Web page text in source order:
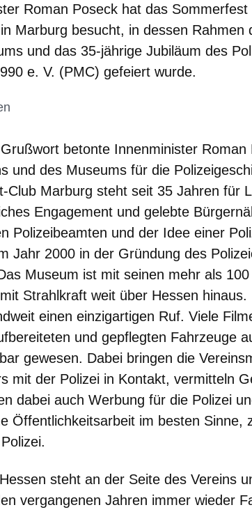
Roman Poseck hat das
Marburg besucht, in dessen Rahmen
und das 35-jährige Jubiläum des
e. V. (PMC) gefeiert wurde.
betonte Innenminister Roman
und des Museums für die
Club Marburg steht seit 35 Jahren für
Engagement und gelebte
Polizeibeamten und der Idee einer
Jahr 2000 in der Gründung des
Museum ist mit seinen mehr als
Strahlkraft weit über Hessen hinaus.
einen einzigartigen Ruf. Viele
und gepflegten Fahrzeuge
gewesen. Dabei bringen die
mit der Polizei in Kontakt, vermitteln
dabei auch Werbung für die Polizei
Öffentlichkeitsarbeit im besten Sinne,
steht an der Seite des Vereins
vergangenen Jahren immer wieder